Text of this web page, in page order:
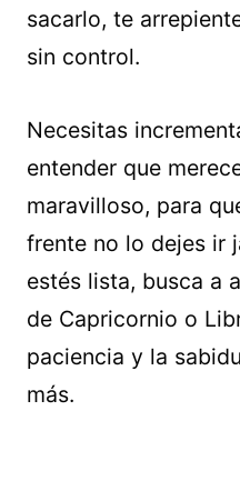
sacarlo, te
sin control.
Necesitas
entender que
maravilloso, para
frente no lo dejes ir
estés lista, busca a
de Capricornio o
paciencia y la
más.